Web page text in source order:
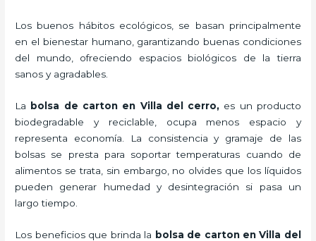
Los buenos hábitos ecológicos, se basan principalmente
en el bienestar humano, garantizando buenas condiciones
del mundo, ofreciendo espacios biológicos de la tierra
sanos y agradables.
La bolsa de carton en Villa del cerro, es un producto
biodegradable y reciclable, ocupa menos espacio y
representa economía. La consistencia y gramaje de las
bolsas se presta para soportar temperaturas cuando de
alimentos se trata, sin embargo, no olvides que los líquidos
pueden generar humedad y desintegración si pasa un
largo tiempo.
Los beneficios que brinda la bolsa de carton en Villa del